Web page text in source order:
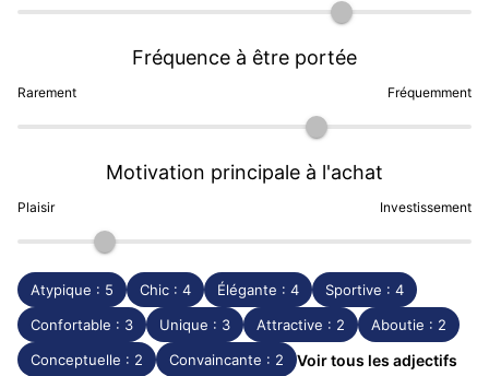
montres par an tous modèles confondus. Pour choisir
une SYE qui vous correspond le mieux, les
Dialicious
sont une précieuse ressource pour évaluer
réelle des clients.
Consultez leClassement des meilleures marques de
montres françaises
(Mise à jour Novembre 2023)
Rarement
Fréquence à être portée
Fréquemment
Plaisir
Motivation principale à l'achat
Investissement
Atypique : 5 Chic : 4 Élégante : 4
Sportive : 4
Confortable : 3
Unique : 3 Attractive : 2
Aboutie : 2
Conceptuelle : 2
Convaincante : 2 Voir tous les adjectifs